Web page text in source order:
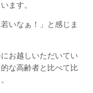
ます。
いなぁ！」と感じま
お越しいただいてい
な高齢者と比べて比